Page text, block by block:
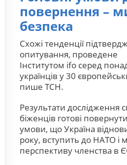
повернення –
безпека
Схожі тенденції
опитування, проведене
Інститутом ifo серед
українців у 30
пише ТСН.
Результати дослідження
біженців готові
умови, що Україна
року, вступить до НАТО і
перспективу членства в